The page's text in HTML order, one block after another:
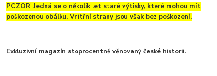
POZOR! Jedná se o několik let staré výtisky, které mohou mít
poškozenou obálku. Vnitřní strany jsou však bez poškození.
Exkluzivní magazín stoprocentně věnovaný české historii.